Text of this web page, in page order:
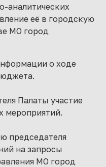
аналитических
её в городскую
МО город
о ходе
Палаты участие
мероприятий.
председателя
на запросы
МО город